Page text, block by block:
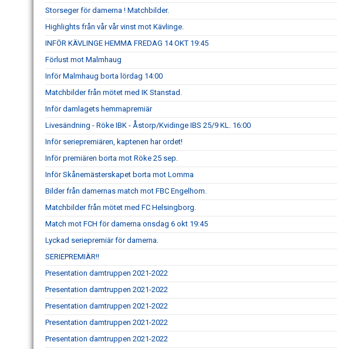
Storseger för damerna ! Matchbilder.
Highlights från vår vår vinst mot Kävlinge.
INFÖR KÄVLINGE HEMMA FREDAG 14 OKT 19:45
Förlust mot Malmhaug
Inför Malmhaug borta lördag 14:00
Matchbilder från mötet med IK Stanstad.
Inför damlagets hemmapremiär
Livesändning - Röke IBK - Åstorp/Kvidinge IBS 25/9 KL. 16:00
Inför seriepremiären, kaptenen har ordet!
Inför premiären borta mot Röke 25 sep.
Inför Skånemästerskapet borta mot Lomma
Bilder från damernas match mot FBC Engelhom.
Matchbilder från mötet med FC Helsingborg.
Match mot FCH för damerna onsdag 6 okt 19:45
Lyckad seriepremiär för damerna.
SERIEPREMIÄR!!
Presentation damtruppen 2021-2022
Presentation damtruppen 2021-2022
Presentation damtruppen 2021-2022
Presentation damtruppen 2021-2022
Presentation damtruppen 2021-2022